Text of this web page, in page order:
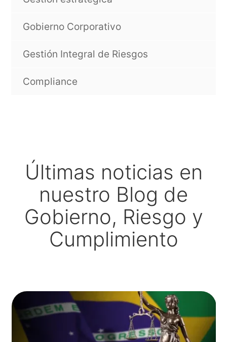
Gobierno Corporativo
Gestión Integral de Riesgos
Compliance
Últimas noticias en
nuestro Blog de
Gobierno, Riesgo y
Cumplimiento